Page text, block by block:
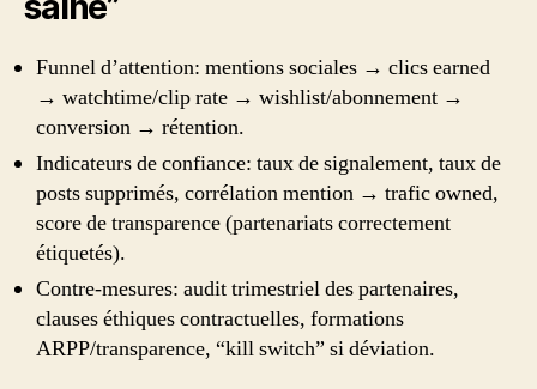
Funnel d’attention: mentions sociales → clics earned
→ watchtime/clip rate → wishlist/abonnement →
conversion → rétention.
Indicateurs de confiance: taux de signalement, taux de
posts supprimés, corrélation mention → trafic owned,
score de transparence (partenariats correctement
étiquetés).
Contre-mesures: audit trimestriel des partenaires,
clauses éthiques contractuelles, formations
ARPP/transparence, “kill switch” si déviation.